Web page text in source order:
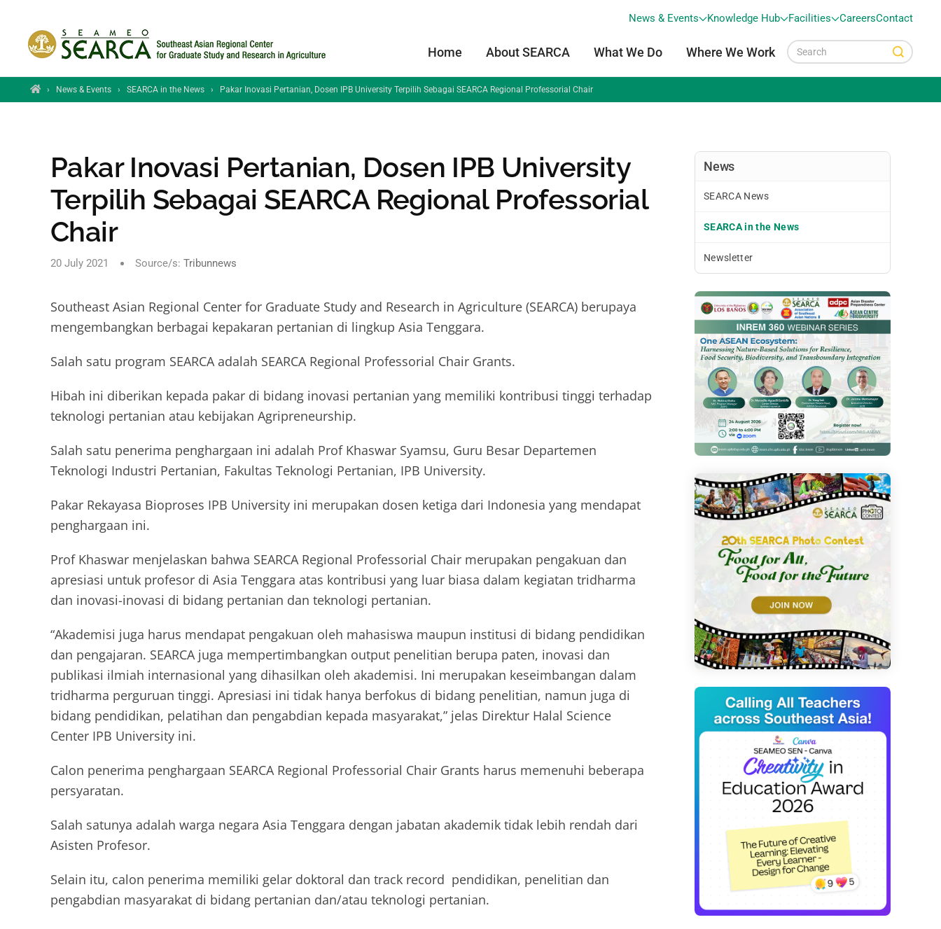
Skip to main content
News & Events Knowledge Hub Facilities CareersContact
Home About SEARCA What We Do Where We Work
Home
› News & Events › SEARCA in the News › Pakar Inovasi Pertanian, Dosen IPB University Terpilih Sebagai SEARCA Regional Professorial Chair
Pakar Inovasi Pertanian, Dosen IPB University
Terpilih Sebagai SEARCA Regional Professorial
Chair
20 July 2021 Source/s: Tribunnews
Southeast Asian Regional Center for Graduate Study and Research in Agriculture (SEARCA) berupaya
mengembangkan berbagai kepakaran pertanian di lingkup Asia Tenggara.
Salah satu program SEARCA adalah SEARCA Regional Professorial Chair Grants.
Hibah ini diberikan kepada pakar di bidang inovasi pertanian yang memiliki kontribusi tinggi terhadap
teknologi pertanian atau kebijakan Agripreneurship.
Salah satu penerima penghargaan ini adalah Prof Khaswar Syamsu, Guru Besar Departemen
Teknologi Industri Pertanian, Fakultas Teknologi Pertanian, IPB University.
Pakar Rekayasa Bioproses IPB University ini merupakan dosen ketiga dari Indonesia yang mendapat
penghargaan ini.
Prof Khaswar menjelaskan bahwa SEARCA Regional Professorial Chair merupakan pengakuan dan
apresiasi untuk profesor di Asia Tenggara atas kontribusi yang luar biasa dalam kegiatan tridharma
dan inovasi-inovasi di bidang pertanian dan teknologi pertanian.
“Akademisi juga harus mendapat pengakuan oleh mahasiswa maupun institusi di bidang pendidikan
dan pengajaran. SEARCA juga mempertimbangkan output penelitian berupa paten, inovasi dan
publikasi ilmiah internasional yang dihasilkan oleh akademisi. Ini merupakan keseimbangan dalam
tridharma perguruan tinggi. Apresiasi ini tidak hanya berfokus di bidang penelitian, namun juga di
bidang pendidikan, pelatihan dan pengabdian kepada masyarakat,” jelas Direktur Halal Science
Center IPB University ini.
Calon penerima penghargaan SEARCA Regional Professorial Chair Grants harus memenuhi beberapa
persyaratan.
Salah satunya adalah warga negara Asia Tenggara dengan jabatan akademik tidak lebih rendah dari
Asisten Profesor.
Selain itu, calon penerima memiliki gelar doktoral dan track record pendidikan, penelitian dan
pengabdian masyarakat di bidang pertanian dan/atau teknologi pertanian.
News
SEARCA News
SEARCA in the News
Newsletter